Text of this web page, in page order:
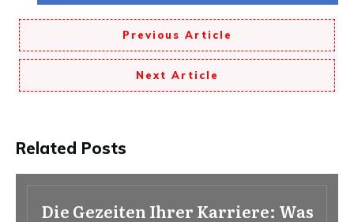
Previous Article
Next Article
Related Posts
Die Gezeiten Ihrer Karriere: Was